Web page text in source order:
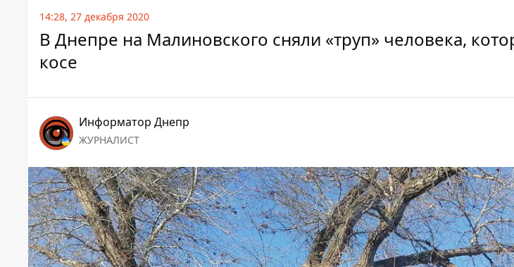
14:28, 27 декабря 2020
В Днепре на Малиновского сняли «труп» человека,
косе
Информатор Днепр
ЖУРНАЛИСТ